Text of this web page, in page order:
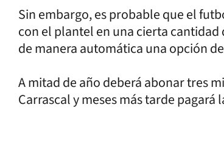
Sin embargo, es probable que el
con el plantel en una cierta
de manera automática una opción
A mitad de año deberá abonar tres
Carrascal y meses más tarde